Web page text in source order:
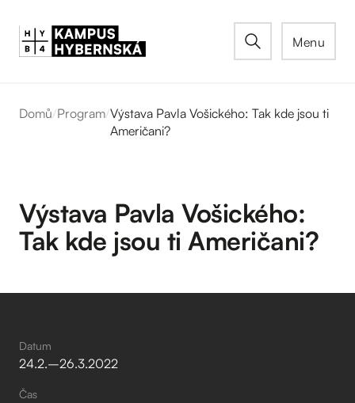
Menu
Domů/Program/Výstava Pavla Vošického: Tak kde jsou ti
Američani?
Výstava Pavla Vošického:
Tak kde jsou ti Američani?
Datum
24.2.–⁠26.3.2022
Čas